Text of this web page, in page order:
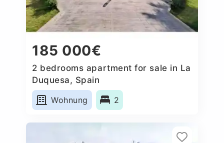
185 000€
2 bedrooms apartment for sale in La
Duquesa, Spain
Wohnung
2